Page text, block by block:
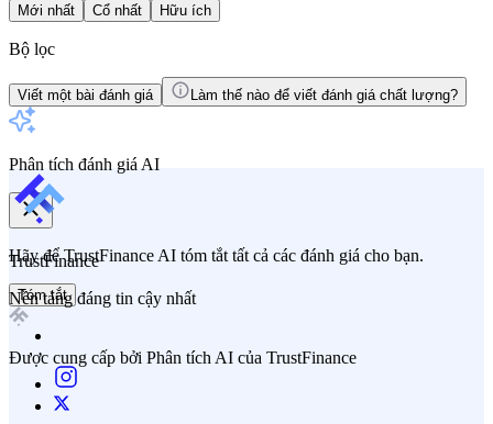
Mới nhất Cổ nhất Hữu ích
Bộ lọc
Viết một bài đánh giá Làm thế nào để viết đánh giá chất lượng?
Phân tích đánh giá AI
Hãy để TrustFinance AI tóm tắt tất cả các đánh giá cho bạn.
Tóm tắt
Được cung cấp bởi Phân tích AI của TrustFinance
TrustFinance
Nền tảng đáng tin cậy nhất